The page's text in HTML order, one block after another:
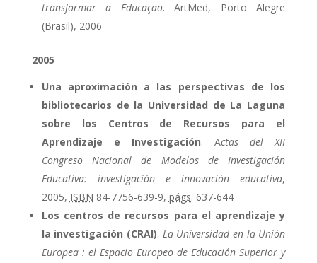
transformar a Educaçao. ArtMed, Porto Alegre
(Brasil), 2006
2005
Una aproximación a las perspectivas de los
bibliotecarios de la Universidad de La Laguna
sobre los Centros de Recursos para el
Aprendizaje e Investigación. Actas del XII
Congreso Nacional de Modelos de Investigación
Educativa: investigación e innovación educativa,
2005, ISBN 84-7756-639-9, págs. 637-644
Los centros de recursos para el aprendizaje y
la investigación (CRAI). La Universidad en la Unión
Europea : el Espacio Europeo de Educación Superior y